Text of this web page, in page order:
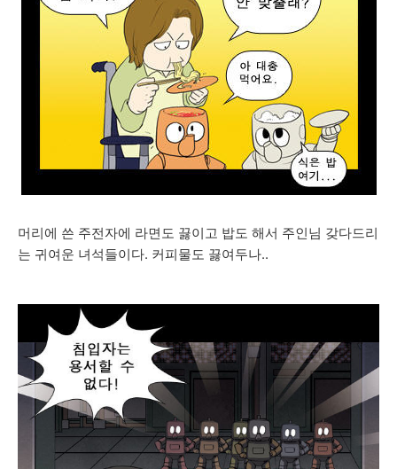
머리에 쓴 주전자에 라면도 끓이고 밥도 해서 주인님 갖다드리
는 귀여운 녀석들이다. 커피물도 끓여두나..